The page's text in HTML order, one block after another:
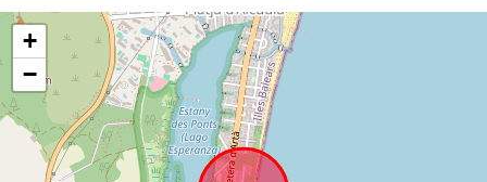
Marineland
Mallorca (km):
Parque
acuático -
Hidropark
Alcudia (km):
Playa Can
+
−